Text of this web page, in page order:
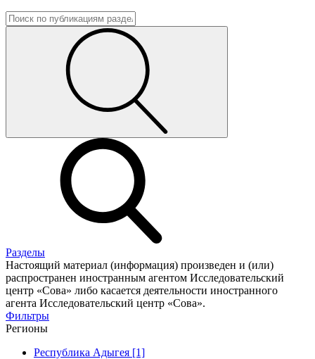
Разделы
Настоящий материал (информация) произведен и (или)
распространен иностранным агентом Исследовательский
центр «Сова» либо касается деятельности иностранного
агента Исследовательский центр «Сова».
Фильтры
Регионы
Республика Адыгея [1]